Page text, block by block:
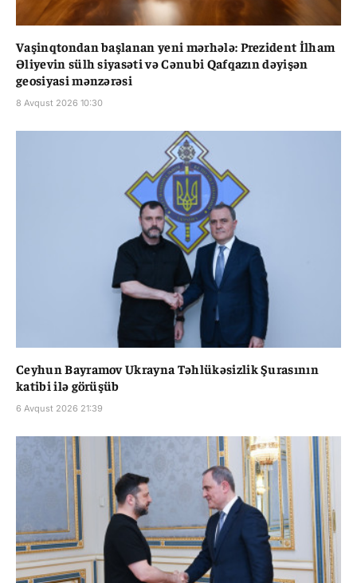
Vaşinqtondan başlanan yeni mərhələ: Prezident İlham
Əliyevin sülh siyasəti və Cənubi Qafqazın dəyişən
geosiyasi mənzərəsi
8 Avqust 2026 10:30
Ceyhun Bayramov Ukrayna Təhlükəsizlik Şurasının
katibi ilə görüşüb
6 Avqust 2026 21:39